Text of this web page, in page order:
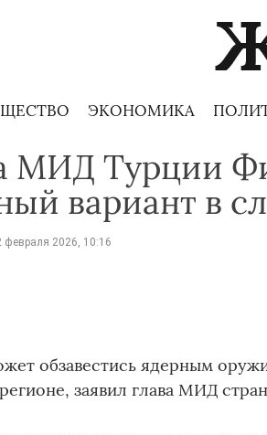
ЭКОНОМИКА
МИД Турции
вариант в
февраля 2026, 10:16
обзавестись ядерным
заявил глава МИД